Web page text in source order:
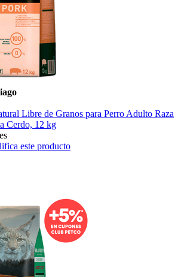
Libre de Granos para Perro Adulto Raza
Cerdo, 12 kg
este producto